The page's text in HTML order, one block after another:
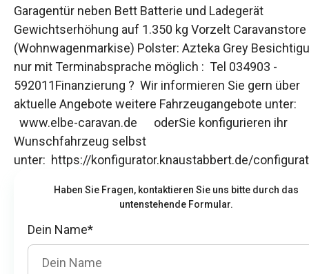
Garagentür neben Bett Batterie und Ladegerät
Gewichtserhöhung auf 1.350 kg Vorzelt Caravanstore
(Wohnwagenmarkise) Polster: Azteka Grey
nur mit Terminabsprache möglich : Tel 034903 -
592011Finanzierung ? Wir informieren Sie gern über
aktuelle Angebote weitere Fahrzeugangebote unter:
www.elbe-caravan.de oderSie konfigurieren ihr
Wunschfahrzeug selbst
unter: https://konfigurator.knaustabbert.de/
Haben Sie Fragen, kontaktieren Sie uns bitte durch das
untenstehende Formular.
Dein Name*